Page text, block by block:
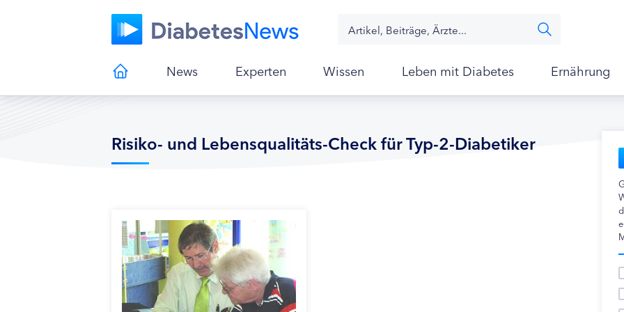
News Experten Wissen Leben mit Diabetes Ernährung
Risiko- und Lebensqualitäts-Check für Typ-2-Diabetiker